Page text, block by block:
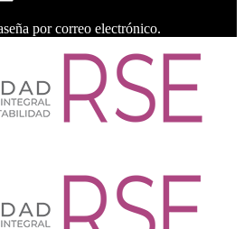
por correo electrónico.